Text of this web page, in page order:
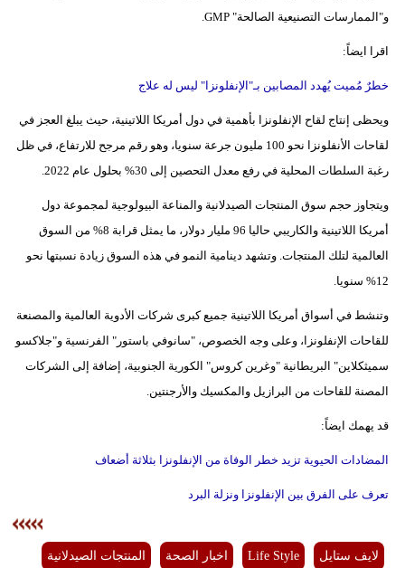
و"الممارسات التصنيعية الصالحة" GMP.
اقرا ايضاً:
خطرٌ مُميت يُهدد المصابين بـ"الإنفلونزا" ليس له علاج
ويحظى إنتاج لقاح الإنفلونزا بأهمية في دول أمريكا اللاتينية، حيث يبلغ العجز في
لقاحات الأنفلونزا نحو 100 مليون جرعة سنويا، وهو رقم مرجح للارتفاع، في ظل
رغبة السلطات المحلية في رفع معدل التحصين إلى 30% بحلول عام 2022.
ويتجاوز حجم سوق المنتجات الصيدلانية والمناعة البيولوجية لمجموعة دول
أمريكا اللاتينية والكاريبي حاليا 96 مليار دولار، ما يمثل قرابة 8% من السوق
العالمية لتلك المنتجات. وتشهد دينامية النمو في هذه السوق زيادة نسبتها نحو
12% سنويا.
وتنشط في أسواق أمريكا اللاتينية جميع كبرى شركات الأدوية العالمية والمصنعة
للقاحات الإنفلونزا، وعلى وجه الخصوص، "سانوفي باستور" الفرنسية و"جلاكسو
سميثكلاين" البريطانية "وغرين كروس" الكورية الجنوبية، إضافة إلى الشركات
المصنة للقاحات من البرازيل والمكسيك والأرجنتين.
قد يهمك ايضاً:
المضادات الحيوية تزيد خطر الوفاة من الإنفلونزا بثلاثة أضعاف
تعرف على الفرق بين الإنفلونزا ونزلة البرد
لايف ستايل Life Style اخبار الصحة المنتجات الصيدلانية